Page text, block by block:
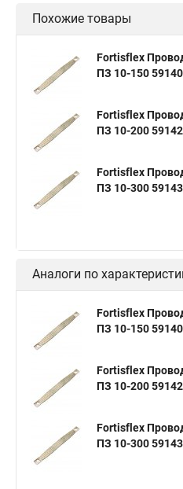
Похожие товары
Fortisflex
ПЗ 10-150 59140
Fortisflex
ПЗ 10-200 59142
Fortisflex
ПЗ 10-300 59143
Аналоги по
Fortisflex
ПЗ 10-150 59140
Fortisflex
ПЗ 10-200 59142
Fortisflex
ПЗ 10-300 59143